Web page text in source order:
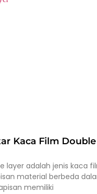
Kaca Film
layer adalah jenis kaca
material berbeda
memiliki